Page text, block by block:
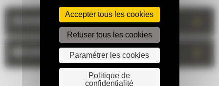
DESCRIPTION
Accepter tous les cookies
Refuser tous les cookies
Paramétrer les cookies
Politique de
confidentialité